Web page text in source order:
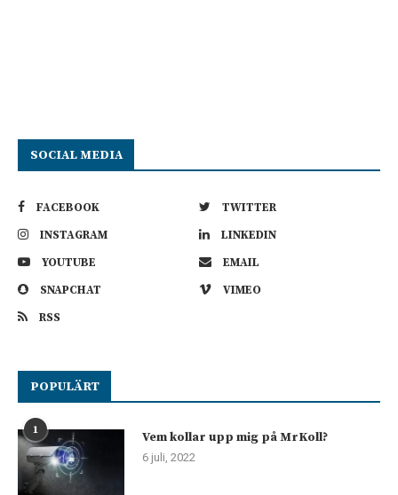
SOCIAL MEDIA
FACEBOOK
TWITTER
INSTAGRAM
LINKEDIN
YOUTUBE
EMAIL
SNAPCHAT
VIMEO
RSS
POPULÄRT
1 Vem kollar upp mig på MrKoll?
6 juli, 2022